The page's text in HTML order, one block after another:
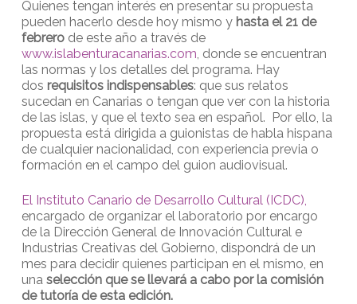
Quienes tengan interés en presentar su propuesta
pueden hacerlo desde hoy mismo y hasta el 21 de
febrerode este año a través de
www.islabenturacanarias.com, donde se encuentran
las normas y los detalles del programa. Hay
dos requisitos indispensables: que sus relatos
sucedan en Canarias o tengan que ver con la historia
de las islas, y que el texto sea en español. Por ello, la
propuesta está dirigida a guionistas de habla hispana
de cualquier nacionalidad, con experiencia previa o
formación en el campo del guion audiovisual.
El Instituto Canario de Desarrollo Cultural (ICDC),
encargado de organizar el laboratorio por encargo
de la Dirección General de Innovación Cultural e
Industrias Creativas del Gobierno, dispondrá de un
mes para decidir quienes participan en el mismo, en
una selección que se llevará a cabo por la comisión
de tutoría de esta edición.